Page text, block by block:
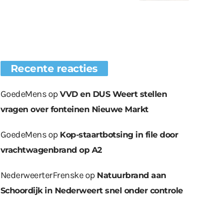
Recente reacties
GoedeMensopVVD en DUS Weert stellen
vragen over fonteinen Nieuwe Markt
GoedeMensop Kop-staartbotsing in file door
vrachtwagenbrand op A2
NederweerterFrenskeop Natuurbrand aan
Schoordijk in Nederweert snel onder controle